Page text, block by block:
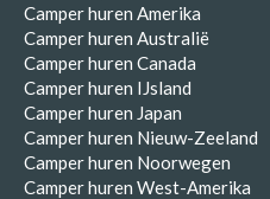
Camper huren Amerika
Camper huren Australië
Camper huren Canada
Camper huren IJsland
Camper huren Japan
Camper huren Nieuw-Zeeland
Camper huren Noorwegen
Camper huren West-Amerika